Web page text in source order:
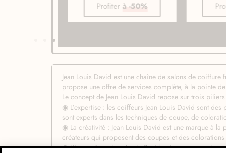
Profiter à -50%
Jean Louis David est une chaîne de salons de
propose une offre de services complète, à la pointe
Le concept de Jean Louis David repose sur trois
◉ L’expertise : les coiffeurs Jean Louis David sont
sont experts dans les techniques de coupe, de
◉ La créativité : Jean Louis David est une marque à
créateurs qui proposent des coupes et des colorations
◉ L’innovation : Jean Louis David est une marque